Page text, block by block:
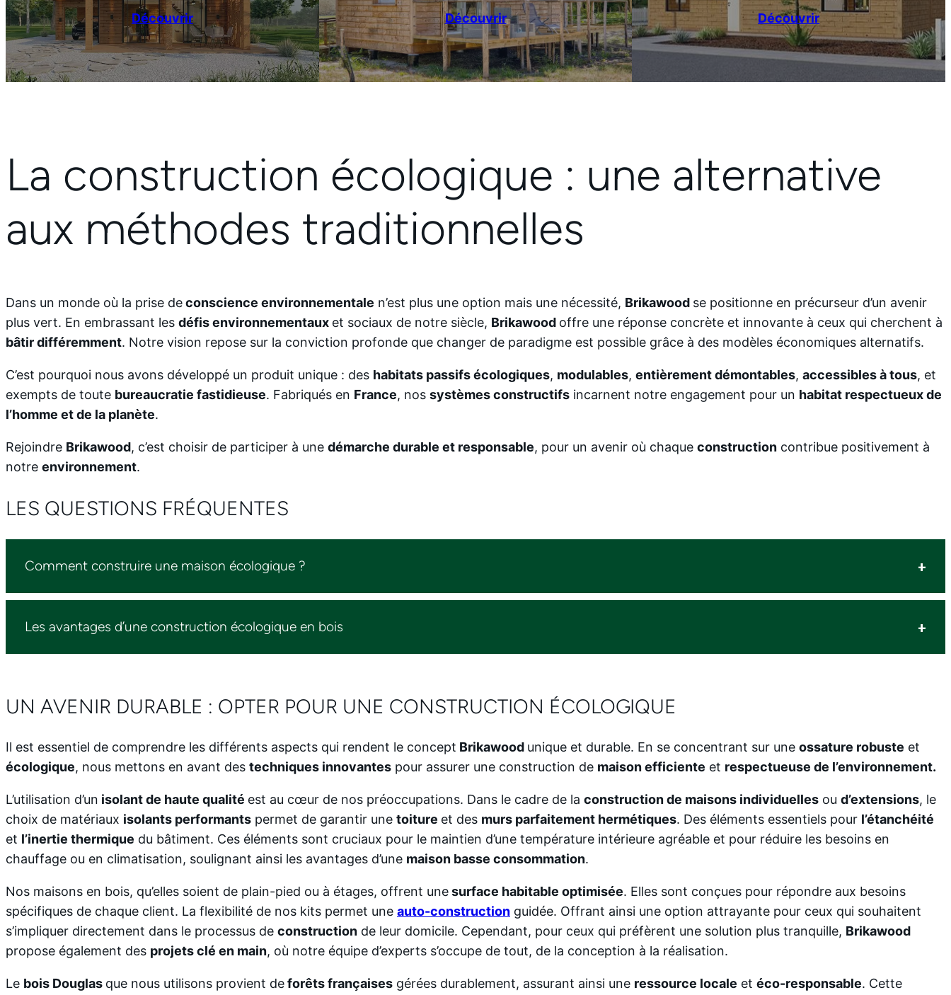
Découvrir Découvrir Découvrir
La construction écologique : une alternative
aux méthodes traditionnelles
Dans un monde où la prise deconscience environnementale n’est plus une option mais une nécessité, Brikawood se positionne en précurseur d’un avenir
plus vert. En embrassant les défis environnementaux et sociaux de notre siècle, Brikawood offre une réponse concrète et innovante à ceux qui cherchent à
bâtir différemment. Notre vision repose sur la conviction profonde que changer de paradigme est possible grâce à des modèles économiques alternatifs.
C’est pourquoi nous avons développé un produit unique : des habitats passifs écologiques, modulables, entièrement démontables, accessibles à tous, et
exempts de toute bureaucratie fastidieuse. Fabriqués en France, nos systèmes constructifs incarnent notre engagement pour un habitat respectueux de
l’homme et de la planète.
Rejoindre Brikawood, c’est choisir de participer à une démarche durable et responsable, pour un avenir où chaque construction contribue positivement à
notre environnement.
LES QUESTIONS FRÉQUENTES
Comment construire une maison écologique ?
Les avantages d’une construction écologique en bois
UN AVENIR DURABLE : OPTER POUR UNE CONSTRUCTION ÉCOLOGIQUE
Il est essentiel de comprendre les différents aspects qui rendent le concept Brikawood unique et durable. En se concentrant sur une ossature robuste et
écologique, nous mettons en avant des techniques innovantes pour assurer une construction de maison efficiente et respectueuse de l’environnement.
L’utilisation d’un isolant de haute qualité est au cœur de nos préoccupations. Dans le cadre de la construction de maisons individuelles ou d’extensions, le
choix de matériaux isolants performants permet de garantir une toiture et des murs parfaitement hermétiques. Des éléments essentiels pour l’étanchéité
et l’inertie thermique du bâtiment. Ces éléments sont cruciaux pour le maintien d’une température intérieure agréable et pour réduire les besoins en
chauffage ou en climatisation, soulignant ainsi les avantages d’une maison basse consommation.
Nos maisons en bois, qu’elles soient de plain-pied ou à étages, offrent unesurface habitable optimisée. Elles sont conçues pour répondre aux besoins
spécifiques de chaque client. La flexibilité de nos kits permet une auto-construction guidée. Offrant ainsi une option attrayante pour ceux qui souhaitent
s’impliquer directement dans le processus de construction de leur domicile. Cependant, pour ceux qui préfèrent une solution plus tranquille, Brikawood
propose également des projets clé en main, où notre équipe d’experts s’occupe de tout, de la conception à la réalisation.
Le bois Douglas que nous utilisons provient deforêts françaises gérées durablement, assurant ainsi une ressource locale et éco-responsable. Cette